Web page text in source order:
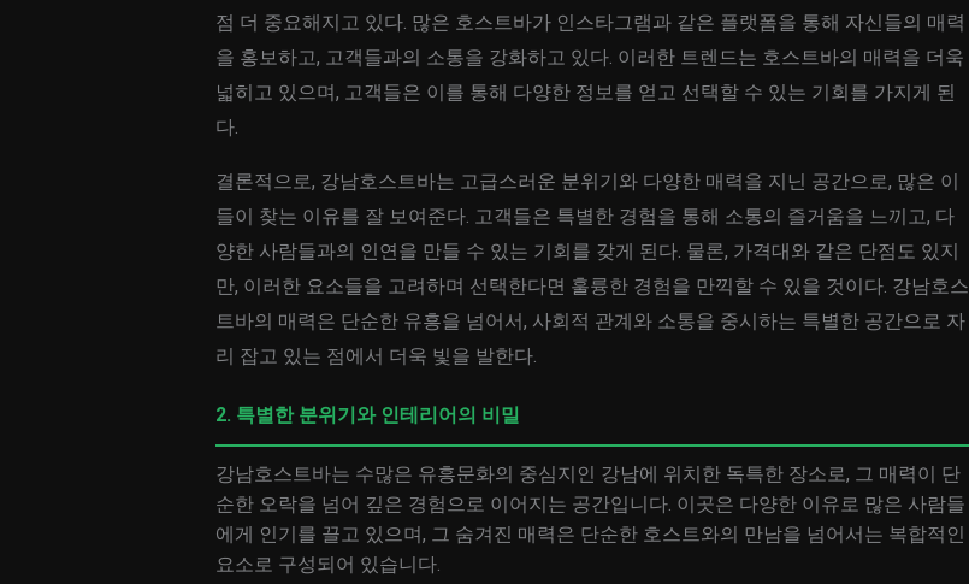
점 더 중요해지고 있다. 많은 호스트바가 인스타그램과 같은 플랫폼을 통해 자신들의 매력
을 홍보하고, 고객들과의 소통을 강화하고 있다. 이러한 트렌드는 호스트바의 매력을 더욱
넓히고 있으며, 고객들은 이를 통해 다양한 정보를 얻고 선택할 수 있는 기회를 가지게 된
다.
결론적으로, 강남호스트바는 고급스러운 분위기와 다양한 매력을 지닌 공간으로, 많은 이
들이 찾는 이유를 잘 보여준다. 고객들은 특별한 경험을 통해 소통의 즐거움을 느끼고, 다
양한 사람들과의 인연을 만들 수 있는 기회를 갖게 된다. 물론, 가격대와 같은 단점도 있지
만, 이러한 요소들을 고려하며 선택한다면 훌륭한 경험을 만끽할 수 있을 것이다. 강남호스
트바의 매력은 단순한 유흥을 넘어서, 사회적 관계와 소통을 중시하는 특별한 공간으로 자
리 잡고 있는 점에서 더욱 빛을 발한다.
2. 특별한 분위기와 인테리어의 비밀
강남호스트바는 수많은 유흥문화의 중심지인 강남에 위치한 독특한 장소로, 그 매력이 단
순한 오락을 넘어 깊은 경험으로 이어지는 공간입니다. 이곳은 다양한 이유로 많은 사람들
에게 인기를 끌고 있으며, 그 숨겨진 매력은 단순한 호스트와의 만남을 넘어서는 복합적인
요소로 구성되어 있습니다.